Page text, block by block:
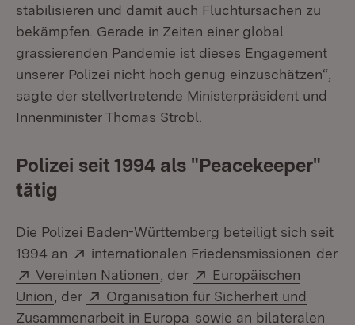
stabilisieren und damit auch Fluchtursachen zu
bekämpfen. Gerade in Zeiten einer global
grassierenden Pandemie ist dieses Engagement
unserer Polizei nicht hoch genug einzuschätzen“,
sagte der stellvertretende Ministerpräsident und
Innenminister Thomas Strobl.
Polizei seit 1994 als "Peacekeeper"
tätig
Die Polizei Baden-Württemberg beteiligt sich seit
1994 an
Extern:
internationalen Friedensmissionen der
Extern:
Vereinten Nationen (Öffnet in neuem Fenster)
, der Extern:
Europäischen
Union (Öffnet in neuem Fenster)
, der Extern:
Organisation für Sicherheit und
Zusammenarbeit in Europa (Öffnet in neuem Fenster)
sowie an bilateralen